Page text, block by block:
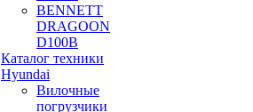
BENNETT
DRAGOON
D100B
Каталог техники
Hyundai
Вилочные
погрузчики